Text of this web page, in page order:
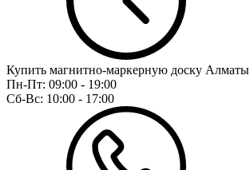
Купить магнитно-маркерную доску Алматы
Пн-Пт: 09:00 - 19:00
Сб-Вс: 10:00 - 17:00